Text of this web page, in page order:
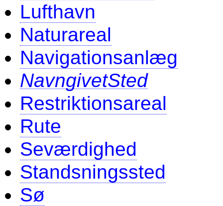
Lufthavn
Naturareal
Navigationsanlæg
NavngivetSted
Restriktionsareal
Rute
Seværdighed
Standsningssted
Sø